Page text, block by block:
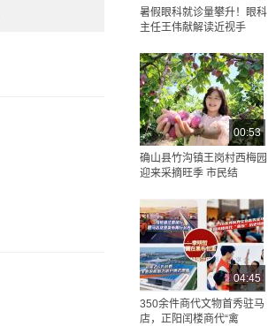
暑假眼科就诊量攀升！眼科
主任王伟献解读近视手
00:53
确山县竹沟镇王岗村西梅园
迎来采摘旺季 市民结
04:45
350余件商代文物首秀驻马
店，正阳闰楼商代“禽